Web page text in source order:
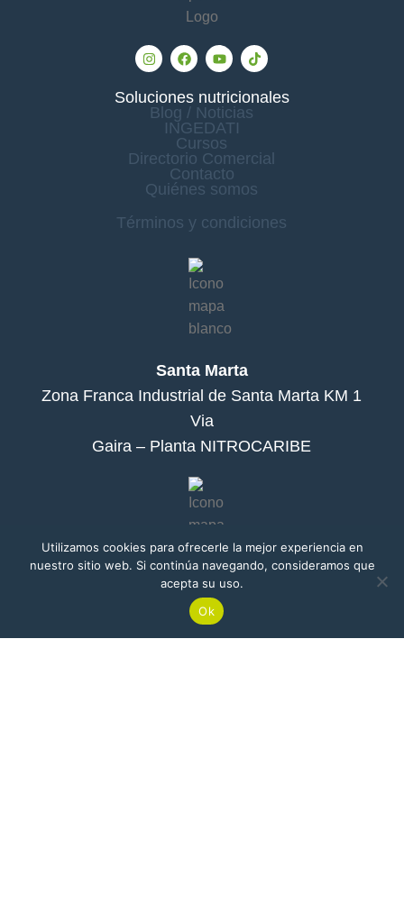
Soluciones nutricionales
Blog / Noticias
INGEDATI
Cursos
Directorio Comercial
Contacto
Quiénes somos
Términos y condiciones
Santa Marta
Zona Franca Industrial de Santa Marta KM 1
Via
Gaira – Planta NITROCARIBE
Barranquilla
Edificio Atlántica Torre Empresarial Carrera
53 # 80-198, Of. 1904
Utilizamos cookies para ofrecerle la mejor experiencia en
nuestro sitio web. Si continúa navegando, consideramos que
acepta su uso.
Ok